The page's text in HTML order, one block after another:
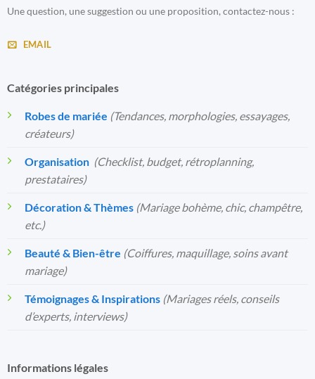
Une question, une suggestion ou une proposition, contactez-nous :
EMAIL
Catégories principales
Robes de mariée (Tendances, morphologies, essayages,
créateurs)
Organisation️ (Checklist, budget, rétroplanning,
prestataires)
Décoration & Thèmes (Mariage bohème, chic, champêtre,
etc.)
Beauté & Bien-être (Coiffures, maquillage, soins avant
mariage)
Témoignages & Inspirations (Mariages réels, conseils
d’experts, interviews)
Informations légales